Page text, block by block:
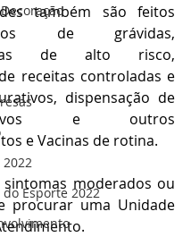
Esporte 2022
também são feitos
de grávidas,
de alto risco,
receitas controladas e
dispensação de
e outros
e Vacinas de rotina.
moderados ou
procurar uma Unidade